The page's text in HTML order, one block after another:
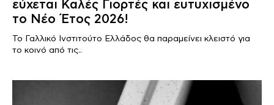
εύχεται Καλές Γιορτές και ευτυχισμένο
το Νέο Έτος 2026!
Το Γαλλικό Ινστιτούτο Ελλάδος θα παραμείνει κλειστό για
το κοινό από τις..